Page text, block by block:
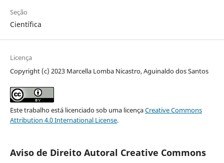
Seção
Científica
Licença
Copyright (c) 2023 Marcella Lomba Nicastro, Aguinaldo dos Santos
Este trabalho está licenciado sob uma licençaCreative Commons
Attribution 4.0 International License.
Aviso de Direito Autoral Creative Commons